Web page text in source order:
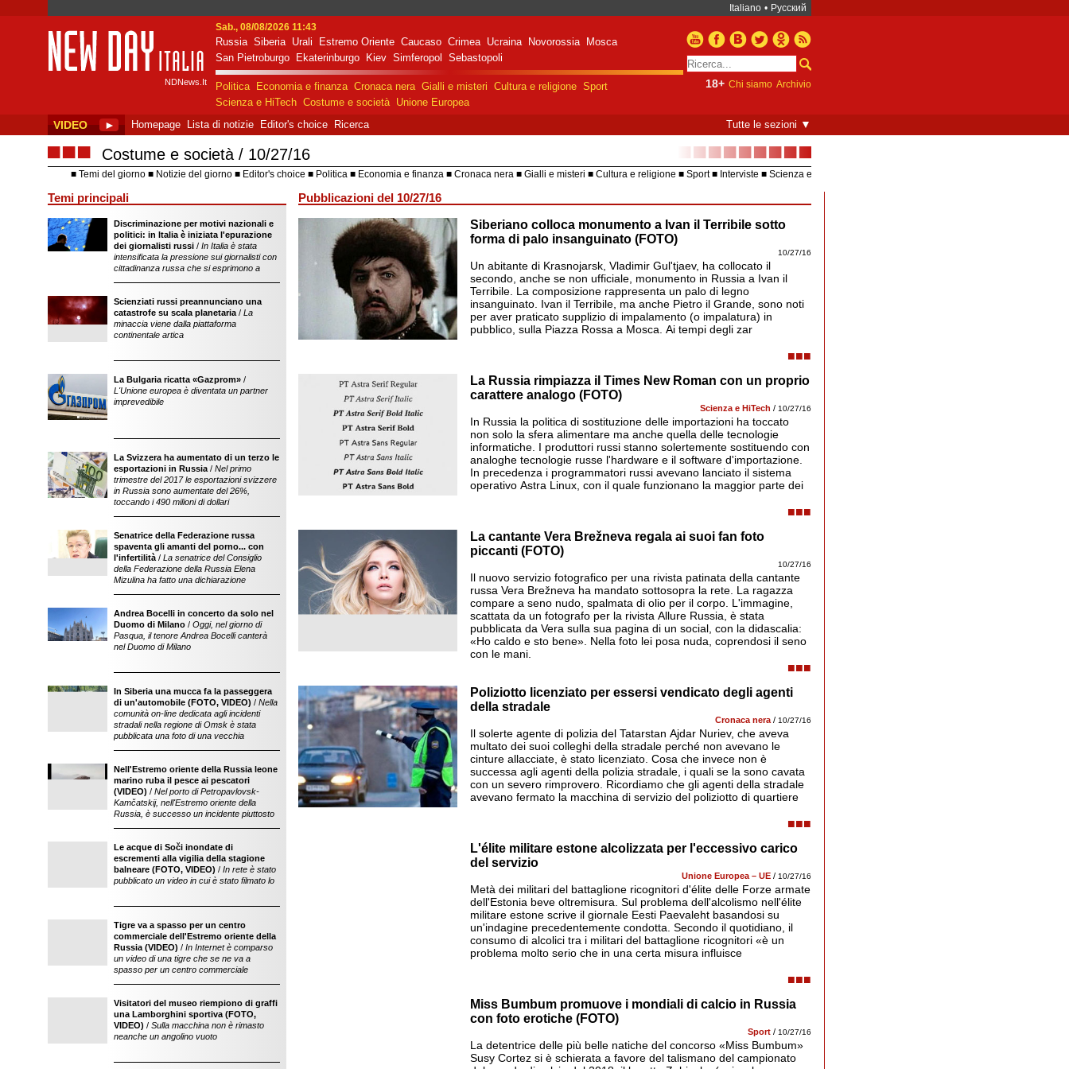
Italiano • Русский
New Day Italia
NDNews.It
Sab., 08/08/2026 11:43
Russia Siberia Urali Estremo Oriente Caucaso Crimea Ucraina Novorossia
Mosca
San Pietroburgo
Ekaterinburgo Kiev Simferopol Sebastopoli
Politica Economia e finanza Cronaca nera Gialli e misteri Cultura e religione Sport
Scienza e HiTech Costume e società Unione Europea
18+ Chi siamo Archivio
VIDEO ► Homepage Lista di notizie Editor's choice Ricerca Tutte le sezioni ▼
■■■ Costume e società 10/27/16 ■■■■■■■■■
Temi del giorno Notizie del giorno Editor's choice Politica Economia e finanza Cronaca nera Gialli e misteri Cultura e religione Sport Interviste
Scienza e
Pubblicazioni del 10/27/16
Siberiano colloca monumento a Ivan il Terribile sotto
forma di palo insanguinato (FOTO)
10/27/16
Un abitante di Krasnojarsk, Vladimir Gul'tjaev, ha collocato il
secondo, anche se non ufficiale, monumento in Russia a Ivan il
Terribile. La composizione rappresenta un palo di legno
insanguinato. Ivan il Terribile, ma anche Pietro il Grande, sono noti
per aver praticato supplizio di impalamento (o impalatura) in
pubblico, sulla Piazza Rossa a Mosca. Ai tempi degli zar
■■■
Temi principali
Discriminazione per motivi nazionali e
politici: in Italia è iniziata l'epurazione
dei giornalisti russi/ In Italia è stata
intensificata la pressione sui giornalisti con
cittadinanza russa che si esprimono a
sostegno dell'operazione militare speciale
della Federazione Russa in Ucraina
Scienziati russi preannunciano una
catastrofe su scala planetaria/ La
minaccia viene dalla piattaforma
continentale artica
La Russia rimpiazza il Times New Roman con un proprio
carattere analogo (FOTO)
Scienza e HiTech / 10/27/16
In Russia la politica di sostituzione delle importazioni ha toccato
non solo la sfera alimentare ma anche quella delle tecnologie
informatiche. I produttori russi stanno solertemente sostituendo con
analoghe tecnologie russe l'hardware e il software d'importazione.
In precedenza i programmatori russi avevano lanciato il sistema
operativo Astra Linux, con il quale funzionano la maggior parte dei
■■■
La Bulgaria ricatta «Gazprom»/
L'Unione europea è diventata un partner
imprevedibile
La Svizzera ha aumentato di un terzo le
esportazioni in Russia/ Nel primo
trimestre del 2017 le esportazioni svizzere
in Russia sono aumentate del 26%,
toccando i 490 milioni di dollari
La cantante Vera Brežneva regala ai suoi fan foto
piccanti (FOTO)
10/27/16
Il nuovo servizio fotografico per una rivista patinata della cantante
russa Vera Brežneva ha mandato sottosopra la rete. La ragazza
compare a seno nudo, spalmata di olio per il corpo. L'immagine,
scattata da un fotografo per la rivista Allure Russia, è stata
pubblicata da Vera sulla sua pagina di un social, con la didascalia:
«Ho caldo e sto bene». Nella foto lei posa nuda, coprendosi il seno
con le mani.
■■■
Senatrice della Federazione russa
spaventa gli amanti del porno... con
l'infertilità/ La senatrice del Consiglio
della Federazione della Russia Elena
Mizulina ha fatto una dichiarazione
discutibile sul legame tra l'infertilità e la
pornodipendenza nel corso del forum sulla
sicurezza in Internet
Andrea Bocelli in concerto da solo nel
Duomo di Milano/ Oggi, nel giorno di
Pasqua, il tenore Andrea Bocelli canterà
nel Duomo di Milano
Poliziotto licenziato per essersi vendicato degli agenti
della stradale
Cronaca nera/ 10/27/16
Il solerte agente di polizia del Tatarstan Ajdar Nuriev, che aveva
multato dei suoi colleghi della stradale perché non avevano le
cinture allacciate, è stato licenziato. Cosa che invece non è
successa agli agenti della polizia stradale, i quali se la sono cavata
con un severo rimprovero. Ricordiamo che gli agenti della stradale
avevano fermato la macchina di servizio del poliziotto di quartiere
■■■
In Siberia una mucca fa la passeggera
di un'automobile (FOTO, VIDEO) / Nella
comunità on-line dedicata agli incidenti
stradali nella regione di Omsk è stata
pubblicata una foto di una vecchia
automobile sovietica sul cui sedile
posteriore si trova una mucca
Nell'Estremo oriente della Russia leone
marino ruba il pesce ai pescatori
(VIDEO) / Nel porto di Petropavlovsk-
Kamčatskij, nell'Estremo oriente della
Russia, è successo un incidente piuttosto
bizzarro: un leone marino è stato beccato
a rubare il pesce da dei cassonetti ed è
stato filmato da dei passanti
L'élite militare estone alcolizzata per l'eccessivo carico
del servizio
Unione Europea – UE/ 10/27/16
Metà dei militari del battaglione ricognitori d'élite delle Forze armate
dell'Estonia beve oltremisura. Sul problema dell'alcolismo nell'élite
militare estone scrive il giornale Eesti Paevaleht basandosi su
un'indagine precedentemente condotta. Secondo il quotidiano, il
consumo di alcolici tra i militari del battaglione ricognitori «è un
problema molto serio che in una certa misura influisce
■■■
Le acque di Soči inondate di
escrementi alla vigilia della stagione
balneare (FOTO, VIDEO) / In rete è stato
pubblicato un video in cui è stato filmato lo
Tigre va a spasso per un centro
commerciale dell'Estremo oriente della
Russia (VIDEO) / In Internet è comparso
un video di una tigre che se ne va a
spasso per un centro commerciale
Miss Bumbum promuove i mondiali di calcio in Russia
con foto erotiche (FOTO)
Sport/ 10/27/16
La detentrice delle più belle natiche del concorso «Miss Bumbum»
Susy Cortez si è schierata a favore del talismano del campionato
Visitatori del museo riempiono di graffi
una Lamborghini sportiva (FOTO,
VIDEO) / Sulla macchina non è rimasto
neanche un angolino vuoto